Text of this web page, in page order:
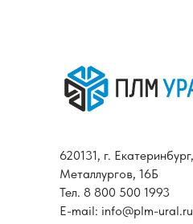
620131, г.
Металлургов, 16Б
Тел. 8 800 500 1993
E-mail: info@plm-ural.ru